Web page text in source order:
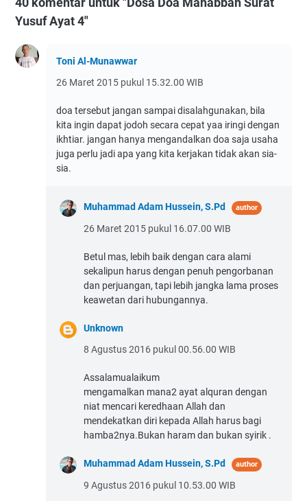
Yusuf Ayat 4"
Toni Al-Munawwar
26 Maret 2015 pukul 15.32.00 WIB
doa tersebut jangan sampai disalahgunakan, bila
kita ingin dapat jodoh secara cepat yaa iringi dengan
ikhtiar. jangan hanya mengandalkan doa saja usaha
juga perlu jadi apa yang kita kerjakan tidak akan sia-
sia.
Muhammad Adam Hussein, S.Pd
26 Maret 2015 pukul 16.07.00 WIB
Betul mas, lebih baik dengan cara alami
sekalipun harus dengan penuh pengorbanan
dan perjuangan, tapi lebih jangka lama proses
keawetan dari hubungannya.
Unknown
8 Agustus 2016 pukul 00.56.00 WIB
Assalamualaikum
mengamalkan mana2 ayat alquran dengan
niat mencari keredhaan Allah dan
mendekatkan diri kepada Allah harus bagi
hamba2nya.Bukan haram dan bukan syirik .
Muhammad Adam Hussein, S.Pd
9 Agustus 2016 pukul 10.53.00 WIB